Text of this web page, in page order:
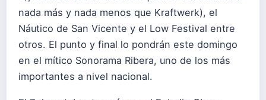
nada más y nada menos que Kraftwerk), el
Náutico de San Vicente y el Low Festival entre
otros. El punto y final lo pondrán este domingo
en el mítico Sonorama Ribera, uno de los más
importantes a nivel nacional.